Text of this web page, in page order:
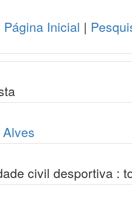
Página Inicial |
civil desportiva :